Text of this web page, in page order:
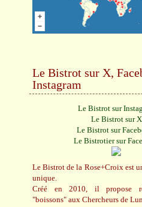
Le Bistrot sur X,
Instagram
Le Bistrot sur
Le Bistrot sur X
Le Bistrot sur
Le Bistrotier sur
Le Bistrot de la Rose+Croix est
unique.
Créé en 2010, il propose
"boissons" aux Chercheurs de